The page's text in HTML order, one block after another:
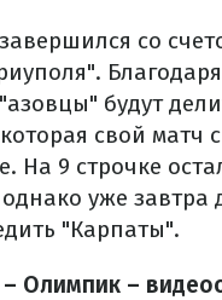
со
будут
свой матч
На 9 строчке
уже завтра
"Карпаты".
Олимпик –